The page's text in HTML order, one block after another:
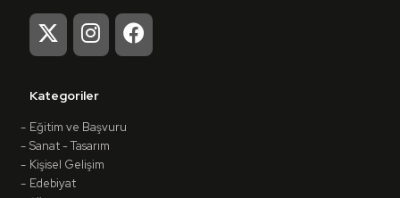
Kategoriler
Eğitim ve Başvuru
Sanat - Tasarım
Kişisel Gelişim
Edebiyat